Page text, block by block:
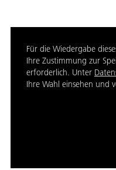
Für die Wiedergabe
Ihre Zustimmung zur
erforderlich. Unter
Ihre Wahl einsehen und